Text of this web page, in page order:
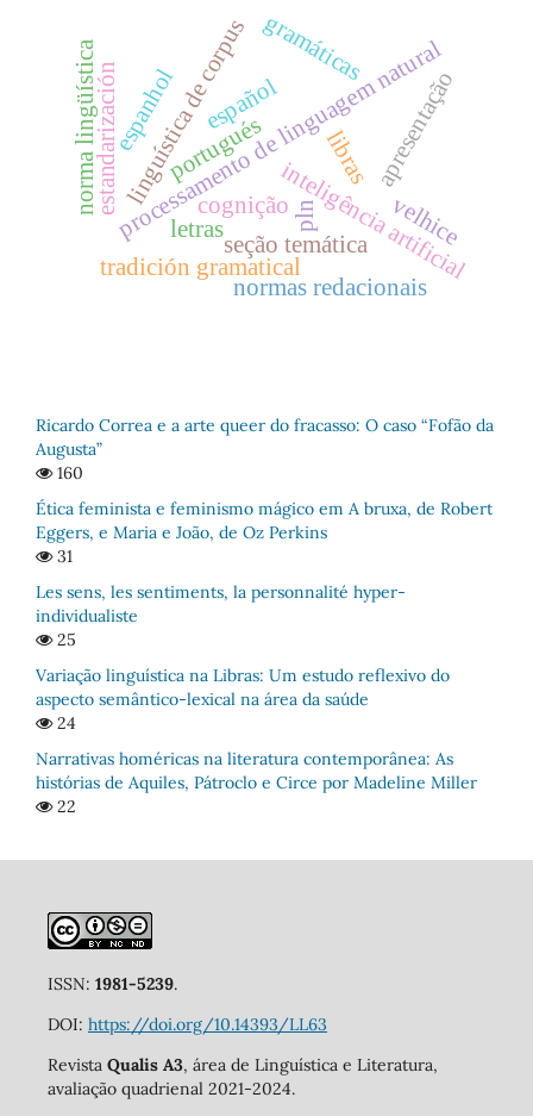
linguística de corpus
processamento de linguagem natural
inteligência artificial
letras
apresentação
seção temática
cognição
estandarización
gramáticas
tradición gramatical
norma lingüística portugués
español
espanhol
normas redacionais
libras
pln velhice
Ricardo Correa e a arte queer do fracasso: O caso “Fofão da
Augusta”
160
Ética feminista e feminismo mágico em A bruxa, de Robert
Eggers, e Maria e João, de Oz Perkins
31
Les sens, les sentiments, la personnalité hyper-
individualiste
25
Variação linguística na Libras: Um estudo reflexivo do
aspecto semântico-lexical na área da saúde
24
Narrativas homéricas na literatura contemporânea: As
histórias de Aquiles, Pátroclo e Circe por Madeline Miller
22
ISSN: 1981-5239.
DOI: https://doi.org/10.14393/LL63
Revista Qualis A3, área de Linguística e Literatura,
avaliação quadrienal 2021-2024.